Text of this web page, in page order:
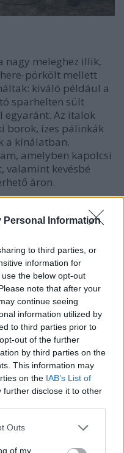
Personal Information
to third parties, or
information for
the below opt-out
note that after your
continue seeing
information utilized by
to third parties prior to
out of the further
by third parties on the
This information may
on the IAB’s List of
further disclose it to other
one or more Google
You may click to
Outs
of my
nagy meleghez illik,
pörkölt mellett
kiváló például a
sparhelten sült
egyaránt. Az italok
borok, ízes pálinkák
a kínálatban.
amelyben kapolcsi
valamint kevésbé
áron.
a Völgy
elterjedésén
az erőfeszítést jól
"megtelepedése",
kivetítő is, amelyen
bárki élő